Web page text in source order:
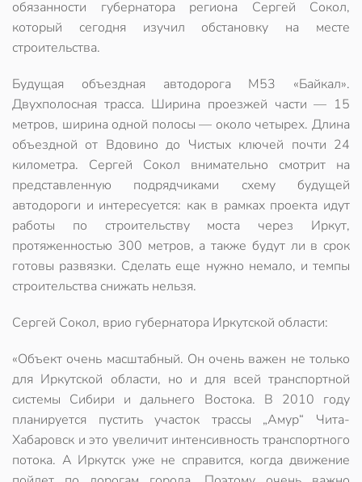
обязанности губернатора региона Сергей Сокол,
который сегодня изучил обстановку на месте
строительства.
Будущая объездная автодорога М53 «Байкал».
Двухполосная трасса. Ширина проезжей части — 15
метров, ширина одной полосы — около четырех. Длина
объездной от Вдовино до Чистых ключей почти 24
километра. Сергей Сокол внимательно смотрит на
представленную подрядчиками схему будущей
автодороги и интересуется: как в рамках проекта идут
работы по строительству моста через Иркут,
протяженностью 300 метров, а также будут ли в срок
готовы развязки. Сделать еще нужно немало, и темпы
строительства снижать нельзя.
Сергей Сокол, врио губернатора Иркутской области:
«Объект очень масштабный. Он очень важен не только
для Иркутской области, но и для всей транспортной
системы Сибири и дальнего Востока. В 2010 году
планируется пустить участок трассы „Амур“ Чита-
Хабаровск и это увеличит интенсивность транспортного
потока. А Иркутск уже не справится, когда движение